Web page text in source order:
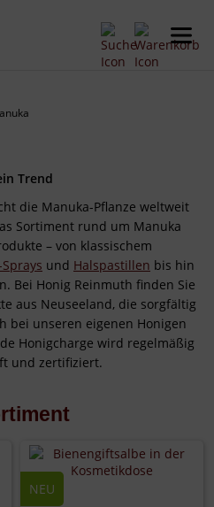
Trend
die Manuka-Pflanze weltweit
Sortiment rund um Manuka
– von klassischem
und Halspastillen bis hin
Bei Honig Reinmuth finden Sie
aus Neuseeland, die sorgfältig
bei unseren eigenen Honigen
Honigcharge wird regelmäßig
und zertifiziert.
NEU